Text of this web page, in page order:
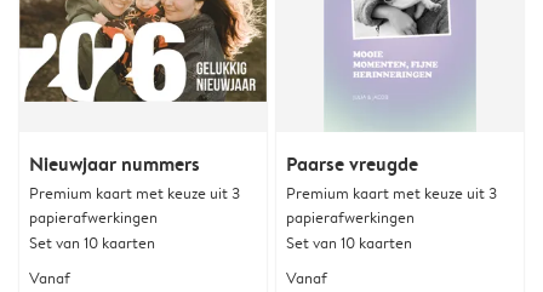
Nieuwjaar nummers
Premium kaart met keuze uit 3
papierafwerkingen
Set van 10 kaarten
Vanaf
Paarse vreugde
Premium kaart met keuze uit 3
papierafwerkingen
Set van 10 kaarten
Vanaf